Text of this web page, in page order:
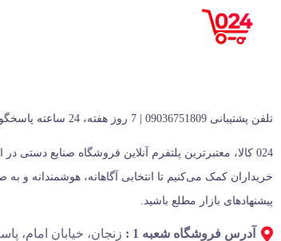
تلفن پشتیبانی 09036751809 | 7 روز هفته، 24 ساعته پاسخگوی شما هستیم
پیشنهادهای بازار مطلع باشید.
آدرس فروشگاه شعبه 1 :
زنجان، خیابان امام، پاساژ